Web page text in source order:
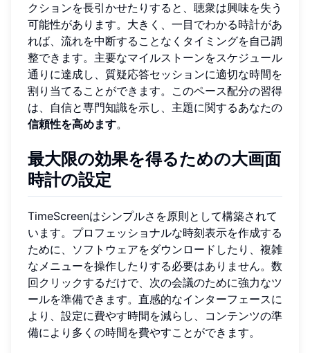
クションを長引かせたりすると、聴衆は興味を失う
可能性があります。大きく、一目でわかる時計があ
れば、流れを中断することなくタイミングを自己調
整できます。主要なマイルストーンをスケジュール
通りに達成し、質疑応答セッションに適切な時間を
割り当てることができます。このペース配分の習得
は、自信と専門知識を示し、主題に関するあなたの
信頼性を高めます。
最大限の効果を得るための大画面
時計の設定
TimeScreenはシンプルさを原則として構築されて
います。プロフェッショナルな時刻表示を作成する
ために、ソフトウェアをダウンロードしたり、複雑
なメニューを操作したりする必要はありません。数
回クリックするだけで、次の会議のために強力なツ
ールを準備できます。直感的なインターフェースに
より、設定に費やす時間を減らし、コンテンツの準
備により多くの時間を費やすことができます。